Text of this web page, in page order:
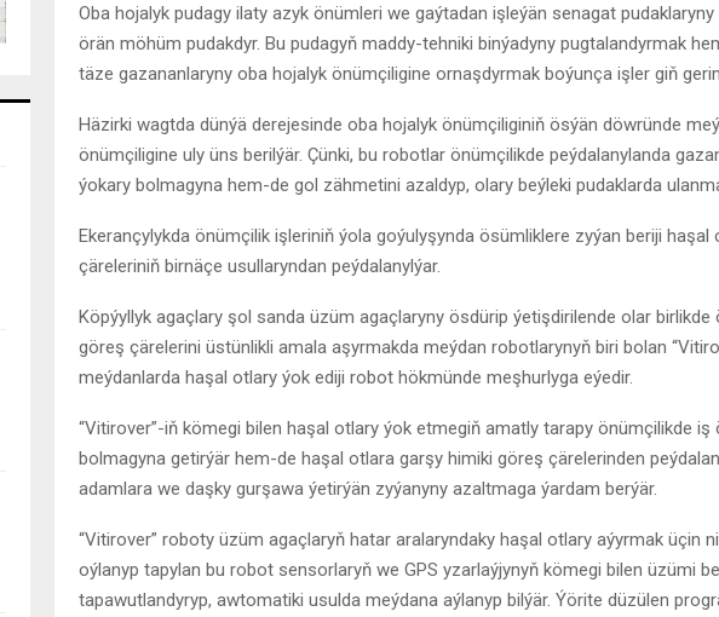
Oba hojalyk pudagy ilaty azyk önümleri we gaýtadan işleýän senagat
örän möhüm pudakdyr. Bu pudagyň maddy-tehniki binýadyny pugtalandyrmak
täze gazananlaryny oba hojalyk önümçiligine ornaşdyrmak boýunça işler giň
Häzirki wagtda dünýä derejesinde oba hojalyk önümçiliginiň ösýän döwründe
önümçiligine uly üns berilýär. Çünki, bu robotlar önümçilikde peýdalanylanda
ýokary bolmagyna hem-de gol zähmetini azaldyp, olary beýleki pudaklarda
Ekerançylykda önümçilik işleriniň ýola goýulyşynda ösümliklere zyýan beriji
çäreleriniň birnäçe usullaryndan peýdalanylýar.
Köpýyllyk agaçlary şol sanda üzüm agaçlaryny ösdürip ýetişdirilende olar
göreş çärelerini üstünlikli amala aşyrmakda meýdan robotlarynyň biri bolan
meýdanlarda haşal otlary ýok ediji robot hökmünde meşhurlyga eýedir.
“Vitirover”-iň kömegi bilen haşal otlary ýok etmegiň amatly tarapy önümçilikde iş
bolmagyna getirýär hem-de haşal otlara garşy himiki göreş çärelerinden
adamlara we daşky gurşawa ýetirýän zyýanyny azaltmaga ýardam berýär.
“Vitirover” roboty üzüm agaçlaryň hatar aralaryndaky haşal otlary aýyrmak üçin
oýlanyp tapylan bu robot sensorlaryň we GPS yzarlaýjynyň kömegi bilen üzümi
tapawutlandyryp, awtomatiki usulda meýdana aýlanyp bilýär. Ýörite düzülen